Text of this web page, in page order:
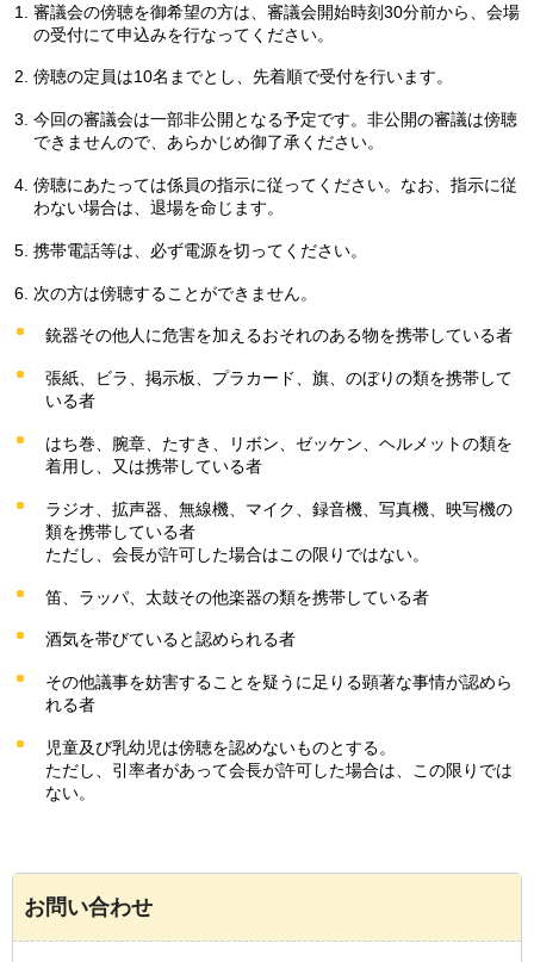
審議会の傍聴を御希望の方は、審議会開始時刻30分前から、会場
の受付にて申込みを行なってください。
傍聴の定員は10名までとし、先着順で受付を行います。
今回の審議会は一部非公開となる予定です。非公開の審議は傍聴
できませんので、あらかじめ御了承ください。
傍聴にあたっては係員の指示に従ってください。なお、指示に従
わない場合は、退場を命じます。
携帯電話等は、必ず電源を切ってください。
次の方は傍聴することができません。
銃器その他人に危害を加えるおそれのある物を携帯している者
張紙、ビラ、掲示板、プラカード、旗、のぼりの類を携帯して
いる者
はち巻、腕章、たすき、リボン、ゼッケン、ヘルメットの類を
着用し、又は携帯している者
ラジオ、拡声器、無線機、マイク、録音機、写真機、映写機の
類を携帯している者
ただし、会長が許可した場合はこの限りではない。
笛、ラッパ、太鼓その他楽器の類を携帯している者
酒気を帯びていると認められる者
その他議事を妨害することを疑うに足りる顕著な事情が認めら
れる者
児童及び乳幼児は傍聴を認めないものとする。
ただし、引率者があって会長が許可した場合は、この限りでは
ない。
お問い合わせ